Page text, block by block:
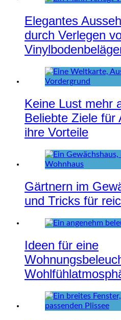
Elegantes
durch Verlegen
Keine Lust mehr
Beliebte Ziele für
ihre Vorteile
Gärtnern im
und Tricks für
Ideen für eine